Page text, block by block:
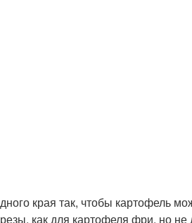
края так, чтобы картофель
как для картофеля фри, но не